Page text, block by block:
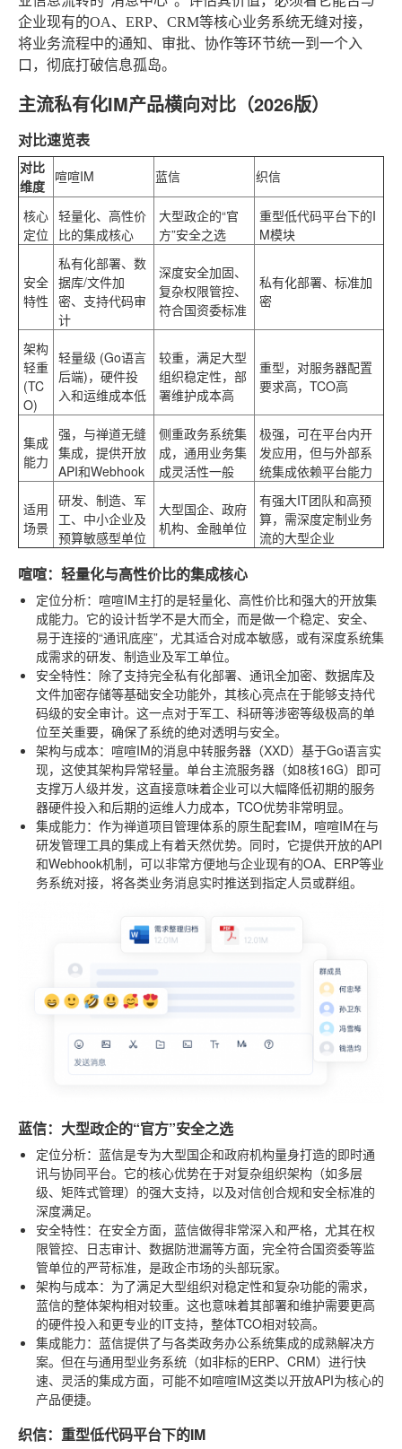
企业现有的OA、ERP、CRM等核心业务系统无缝对接，
将业务流程中的通知、审批、协作等环节统一到一个入
口，彻底打破信息孤岛。
主流私有化IM产品横向对比（2026版）
对比速览表
对比
维度
喧喧IM 蓝信 织信
核心
定位
轻量化、高性价
比的集成核心
大型政企的“官
方”安全之选
重型低代码平台下的I
M模块
安全
特性
私有化部署、数
据库/文件加
密、支持代码审
计
深度安全加固、
复杂权限管控、
符合国资委标准
私有化部署、标准加
密
架构
轻重
(TC
O)
轻量级 (Go语言
后端)，硬件投
入和运维成本低
较重，满足大型
组织稳定性，部
署维护成本高
重型，对服务器配置
要求高，TCO高
集成
能力
强，与禅道无缝
集成，提供开放
API和Webhook
侧重政务系统集
成，通用业务集
成灵活性一般
极强，可在平台内开
发应用，但与外部系
统集成依赖平台能力
适用
场景
研发、制造、军
工、中小企业及
预算敏感型单位
大型国企、政府
机构、金融单位
有强大IT团队和高预
算，需深度定制业务
流的大型企业
喧喧：轻量化与高性价比的集成核心
定位分析：喧喧IM主打的是轻量化、高性价比和强大的开放集
成能力。它的设计哲学不是大而全，而是做一个稳定、安全、
易于连接的“通讯底座”，尤其适合对成本敏感，或有深度系统集
成需求的研发、制造业及军工单位。
安全特性：除了支持完全私有化部署、通讯全加密、数据库及
文件加密存储等基础安全功能外，其核心亮点在于能够支持代
码级的安全审计。这一点对于军工、科研等涉密等级极高的单
位至关重要，确保了系统的绝对透明与安全。
架构与成本：喧喧IM的消息中转服务器（XXD）基于Go语言实
现，这使其架构异常轻量。单台主流服务器（如8核16G）即可
支撑万人级并发，这直接意味着企业可以大幅降低初期的服务
器硬件投入和后期的运维人力成本，TCO优势非常明显。
集成能力：作为禅道项目管理体系的原生配套IM，喧喧IM在与
研发管理工具的集成上有着天然优势。同时，它提供开放的API
和Webhook机制，可以非常方便地与企业现有的OA、ERP等业
务系统对接，将各类业务消息实时推送到指定人员或群组。
蓝信：大型政企的“官方”安全之选
定位分析：蓝信是专为大型国企和政府机构量身打造的即时通
讯与协同平台。它的核心优势在于对复杂组织架构（如多层
级、矩阵式管理）的强大支持，以及对信创合规和安全标准的
深度满足。
安全特性：在安全方面，蓝信做得非常深入和严格，尤其在权
限管控、日志审计、数据防泄漏等方面，完全符合国资委等监
管单位的严苛标准，是政企市场的头部玩家。
架构与成本：为了满足大型组织对稳定性和复杂功能的需求，
蓝信的整体架构相对较重。这也意味着其部署和维护需要更高
的硬件投入和更专业的IT支持，整体TCO相对较高。
集成能力：蓝信提供了与各类政务办公系统集成的成熟解决方
案。但在与通用型业务系统（如非标的ERP、CRM）进行快
速、灵活的集成方面，可能不如喧喧IM这类以开放API为核心的
产品便捷。
织信：重型低代码平台下的IM